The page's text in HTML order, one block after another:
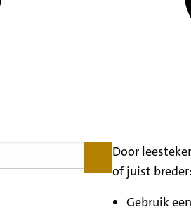
Door
of juist breder:
Gebruik